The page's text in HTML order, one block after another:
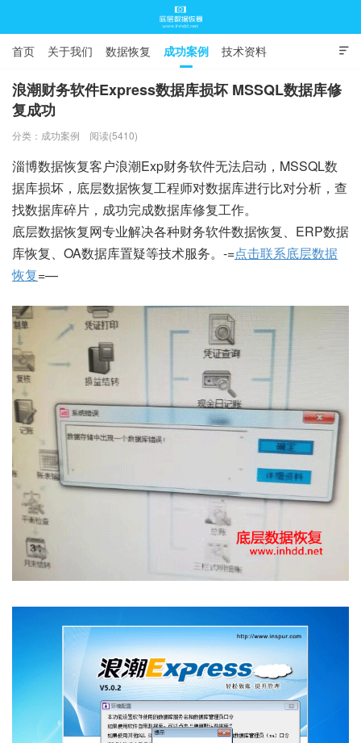

首页 关于我们 数据恢复 成功案例 技术资料
常见问题
浪潮财务软件Express数据库损坏 MSSQL数据库修
复成功
分类： 成功案例 阅读(5410)
淄博数据恢复客户浪潮Exp财务软件无法启动，MSSQL数
据库损坏，底层数据恢复工程师对数据库进行比对分析，查
找数据库碎片，成功完成数据库修复工作。
底层数据恢复网专业解决各种财务软件数据恢复、ERP数据
库恢复、OA数据库置疑等技术服务。-=点击联系底层数据
恢复=—